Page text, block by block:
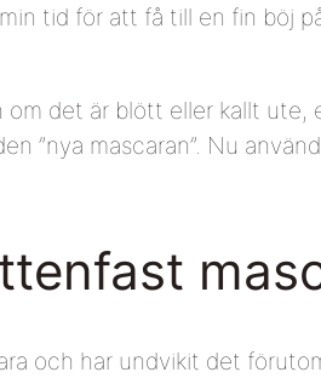
tid för att få till en fin böj
det är blött eller kallt
”nya mascaran”. Nu
och har undvikit det